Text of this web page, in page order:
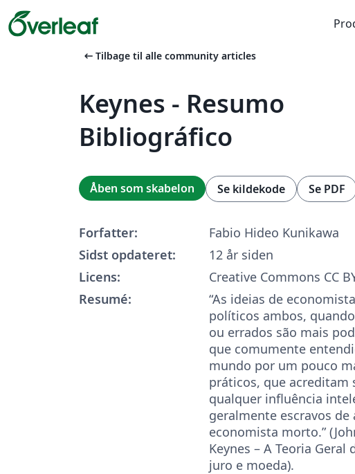
arrow_left_alt Tilbage til alle community articles
Keynes - Resumo
Bibliográfico
Åben som skabelon Se kildekode Se PDF
Forfatter:
Fabio Hideo Kunikawa
Sidst opdateret:
12 år siden
Licens:
Creative Commons CC
Resumé:
“As ideias de
políticos ambos,
ou errados são mais
que comumente
mundo por um pouco
práticos, que acreditam
qualquer influência
geralmente escravos de
economista morto.”
Keynes – A Teoria Geral
juro e moeda).